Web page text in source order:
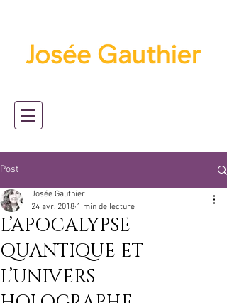
Post
L’APOCALYPSE
QUANTIQUE ET
L’UNIVERS
Josée Gauthier
24 avr. 2018 1 min de lecture